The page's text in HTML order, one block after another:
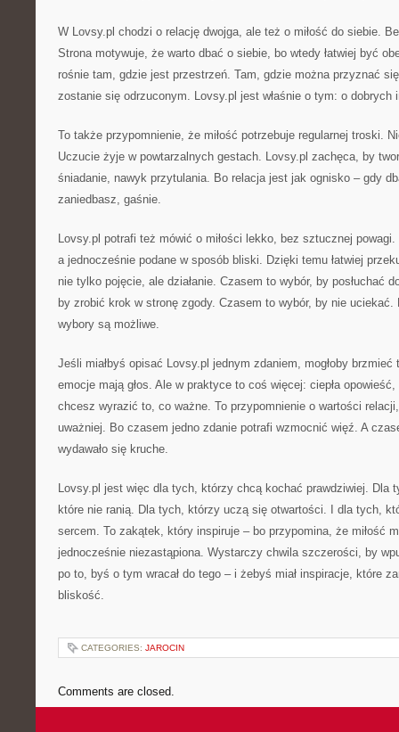
W Lovsy.pl chodzi o relację dwojga, ale też o miłość do siebie.
Strona motywuje, że warto dbać o siebie, bo wtedy łatwiej być
rośnie tam, gdzie jest przestrzeń. Tam, gdzie można przyznać
zostanie się odrzuconym. Lovsy.pl jest właśnie o tym: o dobrych
To także przypomnienie, że miłość potrzebuje regularnej troski.
Uczucie żyje w powtarzalnych gestach. Lovsy.pl zachęca, by
śniadanie, nawyk przytulania. Bo relacja jest jak ognisko – gdy
zaniedbasz, gaśnie.
Lovsy.pl potrafi też mówić o miłości lekko, bez sztucznej
a jednocześnie podane w sposób bliski. Dzięki temu łatwiej
nie tylko pojęcie, ale działanie. Czasem to wybór, by posłuchać
by zrobić krok w stronę zgody. Czasem to wybór, by nie
wybory są możliwe.
Jeśli miałbyś opisać Lovsy.pl jednym zdaniem, mogłoby
emocje mają głos. Ale w praktyce to coś więcej: ciepła
chcesz wyrazić to, co ważne. To przypomnienie o wartości
uważniej. Bo czasem jedno zdanie potrafi wzmocnić więź. A
wydawało się kruche.
Lovsy.pl jest więc dla tych, którzy chcą kochać prawdziwiej. Dla
które nie ranią. Dla tych, którzy uczą się otwartości. I dla tych,
sercem. To zakątek, który inspiruje – bo przypomina, że miłość
jednocześnie niezastąpiona. Wystarczy chwila szczerości, by
po to, byś o tym wracał do tego – i żebyś miał inspiracje, które
bliskość.
CATEGORIES: JAROCIN
Comments are closed.